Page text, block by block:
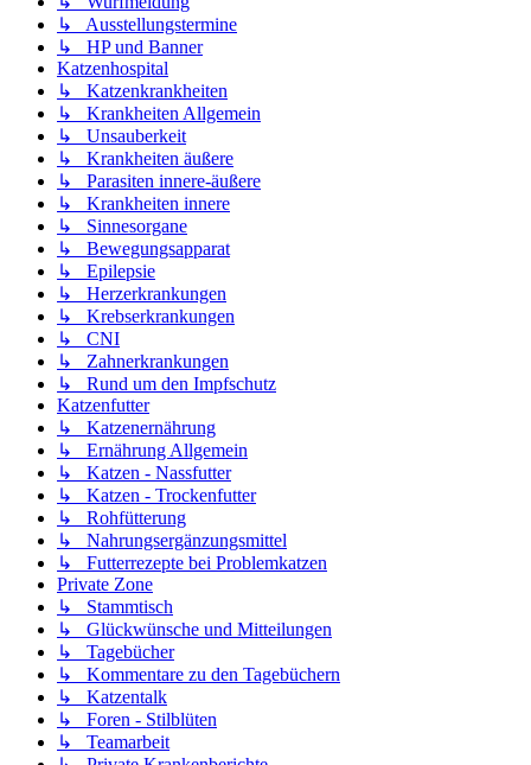
↳ Ausstellungstermine
↳ HP und Banner
Katzenhospital
↳ Katzenkrankheiten
↳ Krankheiten Allgemein
↳ Unsauberkeit
↳ Krankheiten äußere
↳ Parasiten innere-äußere
↳ Krankheiten innere
↳ Sinnesorgane
↳ Bewegungsapparat
↳ Epilepsie
↳ Herzerkrankungen
↳ Krebserkrankungen
↳ CNI
↳ Zahnerkrankungen
↳ Rund um den Impfschutz
Katzenfutter
↳ Katzenernährung
↳ Ernährung Allgemein
↳ Katzen - Nassfutter
↳ Katzen - Trockenfutter
↳ Rohfütterung
↳ Nahrungsergänzungsmittel
↳ Futterrezepte bei Problemkatzen
Private Zone
↳ Stammtisch
↳ Glückwünsche und Mitteilungen
↳ Tagebücher
↳ Kommentare zu den Tagebüchern
↳ Katzentalk
↳ Foren - Stilblüten
↳ Teamarbeit